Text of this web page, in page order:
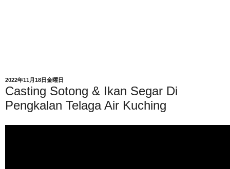
2022年11月18日金曜日
Casting Sotong & Ikan Segar Di
Pengkalan Telaga Air Kuching